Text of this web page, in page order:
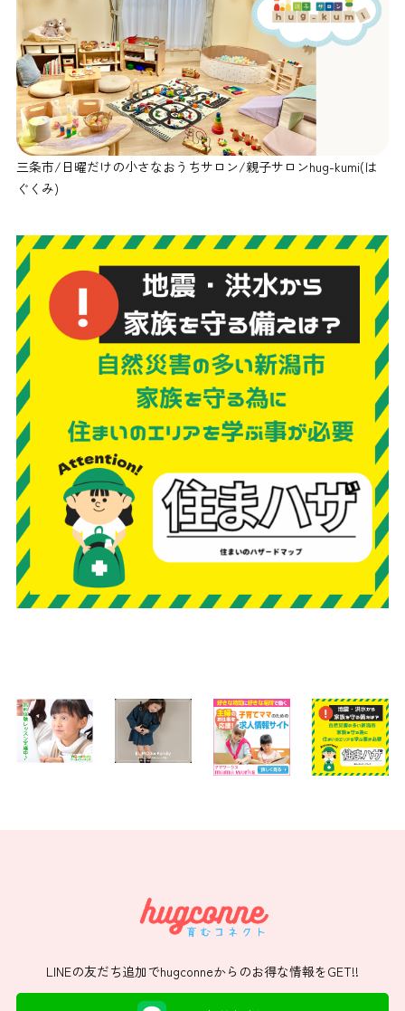
三条市/日曜だけの小さなおうちサロン/親子サロンhug-kumi(は
ぐくみ)
LINEの友だち追加でhugconneからのお得な情報をGET!!